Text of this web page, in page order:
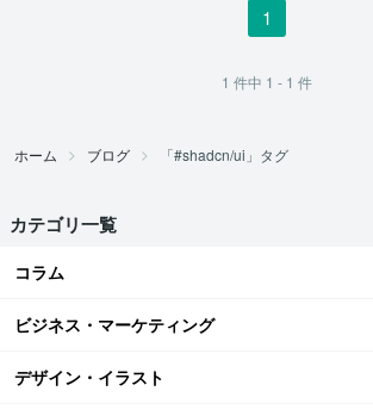
1
1 件中 1 - 1 件
ホーム ブログ 「#shadcn/ui」タグ
カテゴリ一覧
コラム
ビジネス・マーケティング
デザイン・イラスト